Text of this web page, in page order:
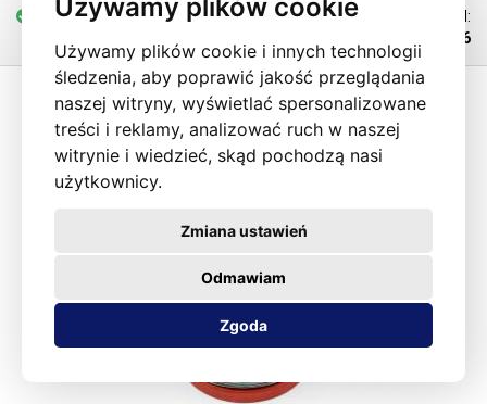
Używamy plików cookie
Używamy plików cookie i innych technologii
śledzenia, aby poprawić jakość przeglądania
naszej witryny, wyświetlać spersonalizowane
treści i reklamy, analizować ruch w naszej
witrynie i wiedzieć, skąd pochodzą nasi
użytkownicy.
Zgoda
Odmawiam
Zmiana ustawień
na stanie 6-25 szt.
Kod:
101296